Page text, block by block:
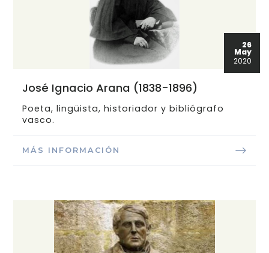
26
May
2020
José Ignacio Arana (1838-1896)
Poeta, lingüista, historiador y bibliógrafo
vasco.
MÁS INFORMACIÓN